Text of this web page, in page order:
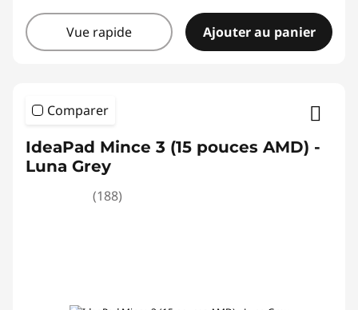
Vue rapide Ajouter au panier
Comparer
IdeaPad Mince 3 (15 pouces AMD) -
Luna Grey
(188)